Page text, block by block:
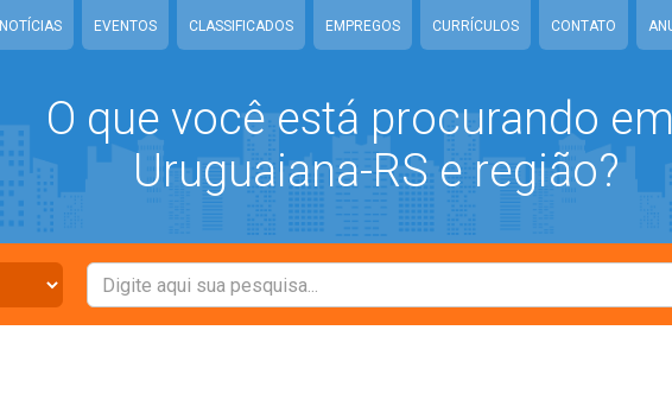
NOTÍCIAS EVENTOS CLASSIFICADOS EMPREGOS CURRÍCULOS CONTATO
O que você está procurando em
Uruguaiana-RS e região?